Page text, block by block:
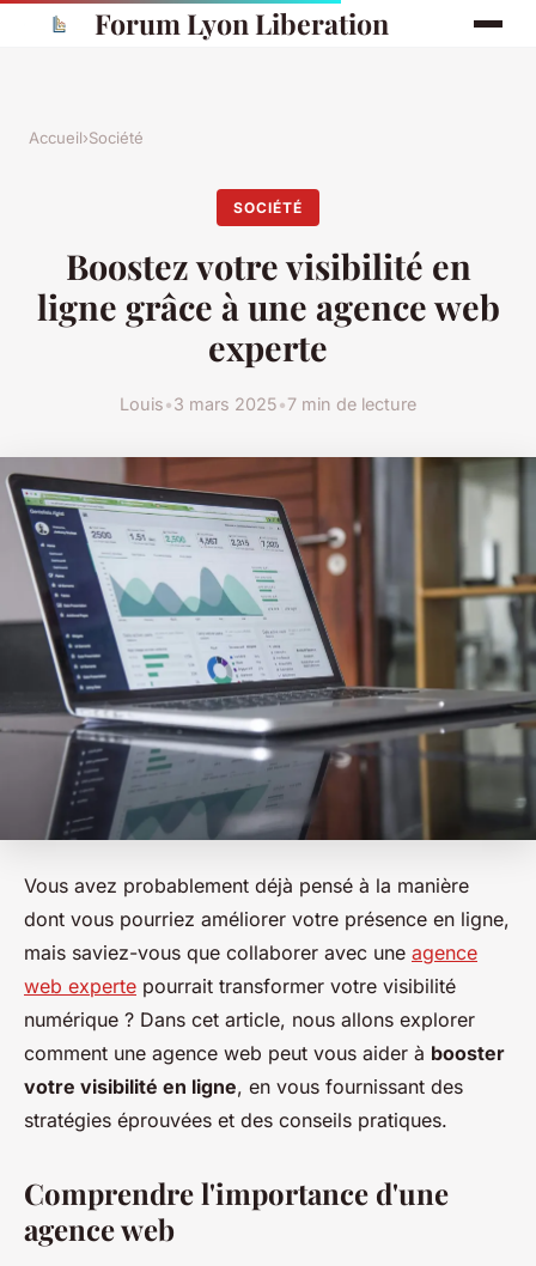
Forum Lyon Liberation
Accueil›Société
SOCIÉTÉ
Boostez votre visibilité en
ligne grâce à une agence web
experte
Louis•3 mars 2025•7 min de lecture
Vous avez probablement déjà pensé à la manière
dont vous pourriez améliorer votre présence en ligne,
mais saviez-vous que collaborer avec une agence
web experte pourrait transformer votre visibilité
numérique ? Dans cet article, nous allons explorer
comment une agence web peut vous aider à booster
votre visibilité en ligne, en vous fournissant des
stratégies éprouvées et des conseils pratiques.
Comprendre l'importance d'une
agence web